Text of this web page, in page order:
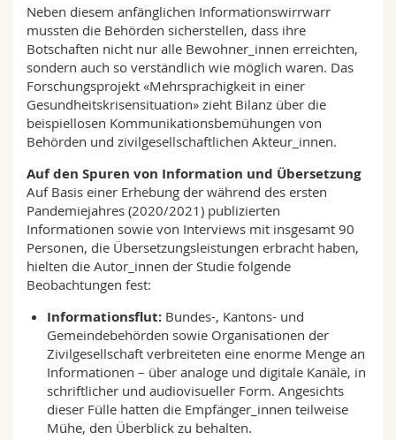
Neben diesem anfänglichen Informationswirrwarr
mussten die Behörden sicherstellen, dass ihre
Botschaften nicht nur alle Bewohner_innen erreichten,
sondern auch so verständlich wie möglich waren. Das
Forschungsprojekt «Mehrsprachigkeit in einer
Gesundheitskrisensituation» zieht Bilanz über die
beispiellosen Kommunikationsbemühungen von
Behörden und zivilgesellschaftlichen Akteur_innen.
Auf den Spuren von Information und Übersetzung
Auf Basis einer Erhebung der während des ersten
Pandemiejahres (2020/2021) publizierten
Informationen sowie von Interviews mit insgesamt 90
Personen, die Übersetzungsleistungen erbracht haben,
hielten die Autor_innen der Studie folgende
Beobachtungen fest:
Informationsflut: Bundes-, Kantons- und
Gemeindebehörden sowie Organisationen der
Zivilgesellschaft verbreiteten eine enorme Menge an
Informationen – über analoge und digitale Kanäle, in
schriftlicher und audiovisueller Form. Angesichts
dieser Fülle hatten die Empfänger_innen teilweise
Mühe, den Überblick zu behalten.